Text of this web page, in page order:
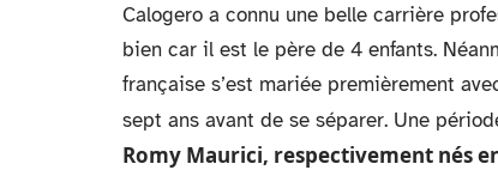
Calogero a connu une belle carrière
bien car il est le père de 4 enfants.
française s’est mariée premièrement
sept ans avant de se séparer. Une
Romy Maurici, respectivement nés